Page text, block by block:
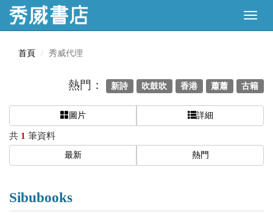
首頁 秀威代理
熱門： 新詩 吹鼓吹 香港 蕭蕭 古籍
圖片 詳細
共 1 筆資料
最新 熱門
Sibubooks